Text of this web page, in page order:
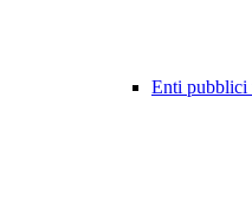
Enti pubblici